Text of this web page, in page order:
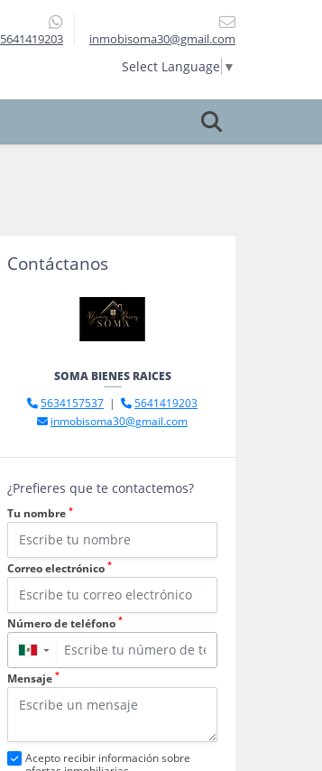
5641419203 inmobisoma30@gmail.com
Select Language ▼
Contáctanos
SOMA BIENES RAICES
5634157537 |
5641419203
inmobisoma30@gmail.com
¿Prefieres que te contactemos?
Tu nombre *
Correo electrónico *
Número de teléfono *
▼
Mensaje *
Acepto recibir información sobre